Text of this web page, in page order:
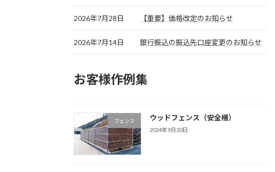
2026年7月28日 【重要】価格改定のお知らせ
2026年7月14日 銀行振込の振込先口座変更のお知らせ
お客様作例集
フェンス ウッドフェンス（安全柵）
2024年9月20日